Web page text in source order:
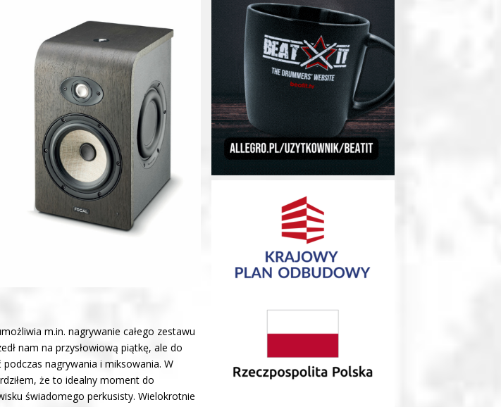
m.in. nagrywanie całego zestawu
nam na przysłowiową piątkę, ale do
nagrywania i miksowania. W
że to idealny moment do
świadomego perkusisty. Wielokrotnie